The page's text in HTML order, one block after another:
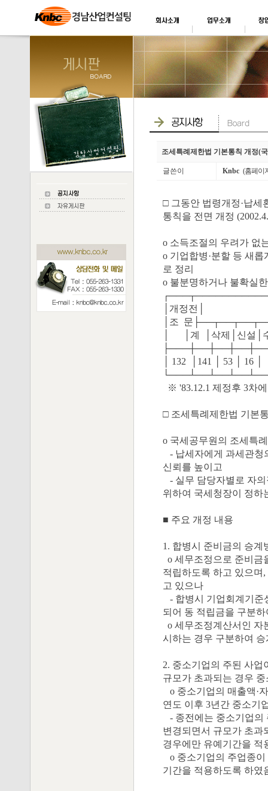
조세특례제한법 기본통칙 개정(
글쓴이 Knbc (홈페이
□ 그동안 법령개정·납세
통칙을 전면 개정
o 소득조절의 우려가 없
o 기업합병·분할 등 새
로 정리
o 불분명하거나 불확실
│개정전│ │
│조 문
│ │계 │삭제│신설│
│ 132 │141 │ 53 │
※ '83.12.1 제정후 3차
□ 조세특례제한법 기본
o 국세공무원의 조세특
- 납세자에게 과세관청
신뢰를 높이고
- 실무 담당자별로 자
위하여 국세청장이 정하
■ 주요 개정 내용
1. 합병시 준비금의 승계
o 세무조정으로 준비금
적립하도록 하고 있으며
고 있으나
- 합병시 기업회계기준
되어 동 적립금을 구분
o 세무조정계산서인 자
시하는 경우 구분하여
2. 중소기업의 주된 사
규모가 초과되는 경우
o 중소기업의 매출액·
연도 이후 3년간 중소기
- 종전에는 중소기업의
변경되면서 규모가 초과
경우에만 유예기간을 적
o 중소기업의 주업종이
기간을 적용하도록 하였